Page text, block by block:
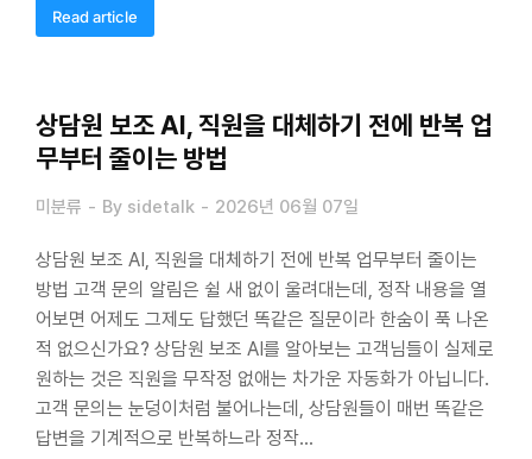
Read article
상담원 보조 AI, 직원을 대체하기 전에 반복 업
무부터 줄이는 방법
미분류 By sidetalk 2026년 06월 07일
상담원 보조 AI, 직원을 대체하기 전에 반복 업무부터 줄이는
방법 고객 문의 알림은 쉴 새 없이 울려대는데, 정작 내용을 열
어보면 어제도 그제도 답했던 똑같은 질문이라 한숨이 푹 나온
적 없으신가요? 상담원 보조 AI를 알아보는 고객님들이 실제로
원하는 것은 직원을 무작정 없애는 차가운 자동화가 아닙니다.
고객 문의는 눈덩이처럼 불어나는데, 상담원들이 매번 똑같은
답변을 기계적으로 반복하느라 정작…